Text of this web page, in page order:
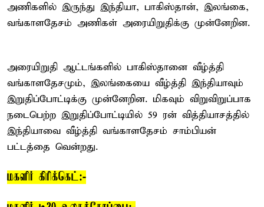
அணிகளில் இருந்து இந்தியா, பாகிஸ்தான், இலங்கை,
வங்காளதேசம் அணிகள் அரையிறுதிக்கு முன்னேறின.
அரையிறுதி ஆட்டங்களில் பாகிஸ்தானை வீழ்த்தி
வங்காளதேசமும், இலங்கையை வீழ்த்தி இந்தியாவும்
இறுதிப்போட்டிக்கு முன்னேறின. மிகவும் விறுவிறுப்பாக
நடைபெற்ற இறுதிப்போட்டியில் 59 ரன் வித்தியாசத்தில்
இந்தியாவை வீழ்த்தி வங்காளதேசம் சாம்பியன்
பட்டத்தை வென்றது.
மகளிர் கிரிக்கெட்:-